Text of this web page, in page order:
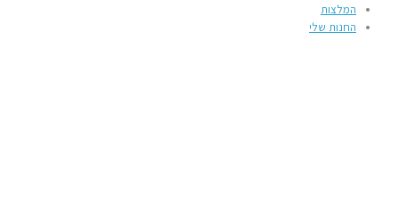
המלצות
החנות שלי